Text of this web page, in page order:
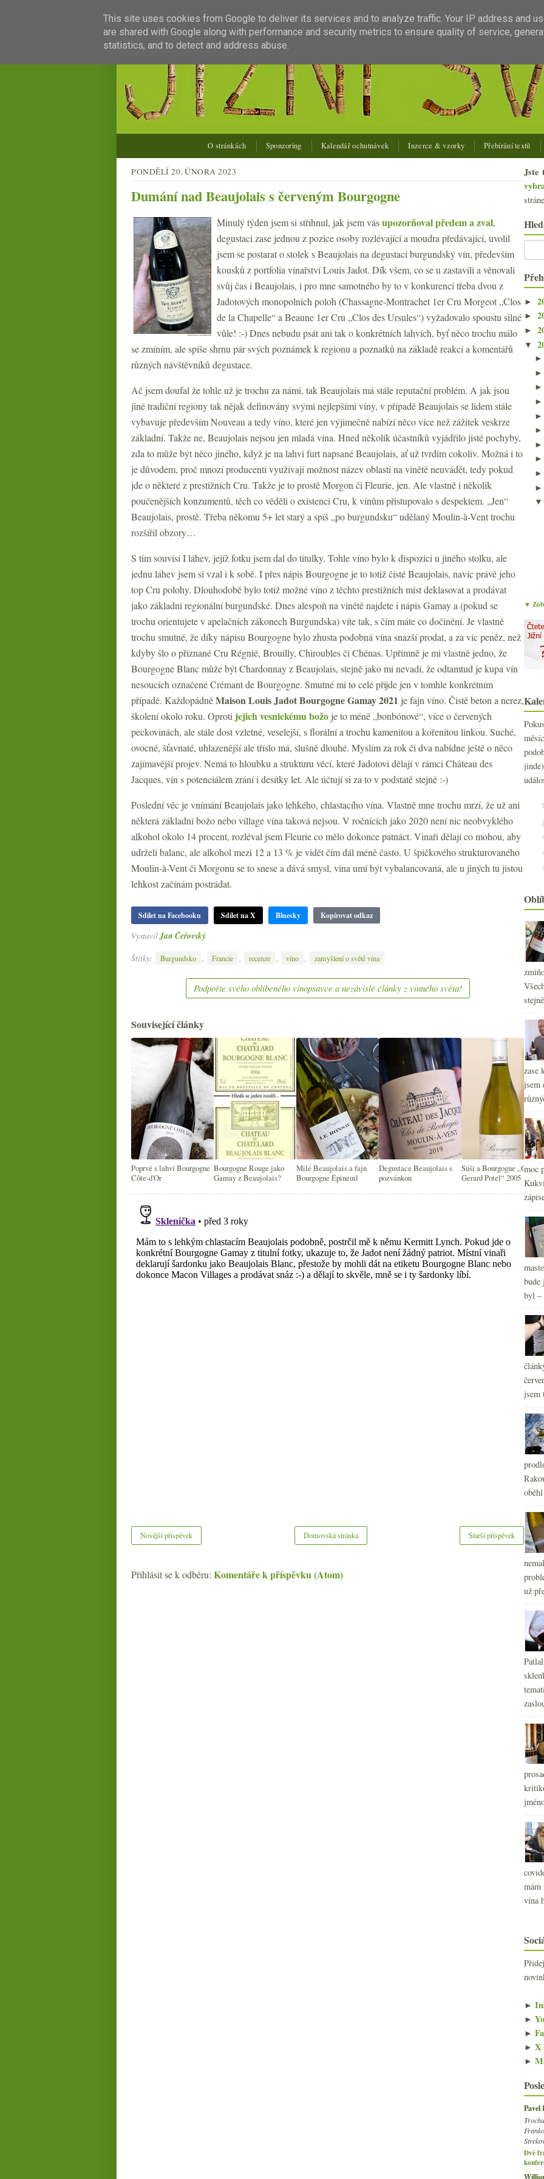
O stránkách Sponzoring Kalendář ochutnávek Inzerce & vzorky Přebírání textů
PONDĚLÍ 20. ÚNORA 2023
Dumání nad Beaujolais s červeným Bourgogne
Minulý týden jsem si střihnul, jak jsem vásupozorňoval předem a zval,
degustaci zase jednou z pozice osoby rozlévající a moudra předávající, uvolil
jsem se postarat o stolek s Beaujolais na degustaci burgundský vín, především
kousků z portfolia vinařství Louis Jadot. Dík všem, co se u zastavili a věnovali
svůj čas i Beaujolais, i pro mne samotného by to v konkurenci třeba dvou z
Jadotových monopolních poloh (Chassagne-Montrachet 1er Cru Morgeot „Clos
de la Chapelle“ a Beaune 1er Cru „Clos des Ursules“) vyžadovalo spoustu silné
vůle! :-) Dnes nebudu psát ani tak o konkrétních lahvích, byť něco trochu málo
se zmíním, ale spíše shrnu pár svých poznámek k regionu a poznatků na základě reakcí a komentářů
různých návštěvníků degustace.
Ač jsem doufal že tohle už je trochu za námi, tak Beaujolais má stále reputační problém. A jak jsou
jiné tradiční regiony tak nějak definovány svými nejlepšími víny, v případě Beaujolais se lidem stále
vybavuje především Nouveau a tedy víno, které jen výjimečně nabízí něco více než zážitek veskrze
základní. Takže ne, Beaujolais nejsou jen mladá vína. Hned několik účastníků vyjádřilo jisté pochyby,
zda to může být něco jiného, když je na lahvi furt napsané Beaujolais, ať už tvrdím cokoliv. Možná i to
je důvodem, proč mnozí producenti využívají možnost název oblasti na vinětě neuvádět, tedy pokud
jde o některé z prestižních Cru. Takže je to prostě Morgon či Fleurie, jen. Ale vlastně i několik
poučenějších konzumentů, těch co věděli o existenci Cru, k vínům přistupovalo s despektem. „Jen“
Beaujolais, prostě. Třeba někomu 5+ let starý a spíš „po burgundsku“ udělaný Moulin-à-Vent trochu
rozšířil obzory…
S tím souvisí I láhev, jejíž fotku jsem dal do titulky. Tohle víno bylo k dispozici u jiného stolku, ale
jednu láhev jsem si vzal i k sobě. I přes nápis Bourgogne je to totiž čisté Beaujolais, navíc právě jeho
top Cru polohy. Dlouhodobě bylo totiž možné víno z těchto prestižních míst deklasovat a prodávat
jako základní regionální burgundské. Dnes alespoň na vinětě najdete i nápis Gamay a (pokud se
trochu orientujete v apelačních zákonech Burgundska) víte tak, s čím máte co dočinění. Je vlastně
trochu smutné, že díky nápisu Bourgogne bylo zhusta podobná vína snazší prodat, a za víc peněz, než
kdyby šlo o přiznané Cru Régnié, Brouilly, Chiroubles či Chénas. Upřímně je mi vlastně jedno, že
Bourgogne Blanc může být Chardonnay z Beaujolais, stejně jako mi nevadí, že odtamtud je kupa vín
nesoucích označené Crémant de Bourgogne. Smutné mi to celé přijde jen v tomhle konkrétním
případě. KaždopádněMaison Louis Jadot Bourgogne Gamay 2021 je fajn víno. Čistě beton a nerez,
školení okolo roku. Oproti jejich vesnickému božo je to méně „bonbónové“, více o červených
peckovinách, ale stále dost vzletné, veselejší, s florální a trochu kamenitou a kořenitou linkou. Suché,
ovocné, šťavnaté, uhlazenější ale tříslo má, slušně dlouhé. Myslím za rok či dva nabídne ještě o něco
zajímavější projev. Nemá to hloubku a strukturu věcí, které Jadotovi dělají v rámci Château des
Jacques, vín s potenciálem zrání i desítky let. Ale účtují si za to v podstatě stejně :-)
Poslední věc je vnímání Beaujolais jako lehkého, chlastacího vína. Vlastně mne trochu mrzí, že už ani
některá základní božo nebo village vína taková nejsou. V ročnících jako 2020 není nic neobvyklého
alkohol okolo 14 procent, rozléval jsem Fleurie co mělo dokonce patnáct. Vinaři dělají co mohou, aby
udrželi balanc, ale alkohol mezi 12 a 13 % je vidět čím dál méně často. U špičkového strukturovaného
Moulin-à-Vent či Morgonu se to snese a dává smysl, vína umí být vybalancovaná, ale u jiných tu jistou
lehkost začínám postrádat.
Sdílet na Facebooku Sdílet na X Bluesky Kopírovat odkaz
VystavilJan Čeřovský
Štítky:
Burgundsko Francie recenze víno zamyšlení o světě vína
Podpořte svého oblíbeného vínopsavce a nezávislé články z vinného světa!
Související články
Poprvé s lahví Bourgogne
Côte-d'Or
Bourgogne Rouge jako
Gamay z Beaujolais?
Milé Beaujolais a fajn
Bourgogne Épineuil
Degustace Beaujolais s
pozvánkou
Suši a Bourgogne „Cuvée
Gerard Potel“ 2005
Novější příspěvek Starší příspěvek
Domovská stránka
Přihlásit se k odběru: Komentáře k příspěvku (Atom)
Jste
►
►
►
▼
►
►
►
►
►
►
►
►
▼
zase
jsem
moc
bude
byl –
jsem
už
mám
vína
►
►
►
► X
►
Pavel
Dvě
This site uses cookies from Google to deliver its services and to analyze traffic. Your IP address and
are shared with Google along with performance and security metrics to ensure quality of service,
statistics, and to detect and address abuse.